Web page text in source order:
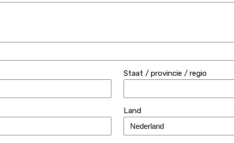
Staat / provincie / regio
Land